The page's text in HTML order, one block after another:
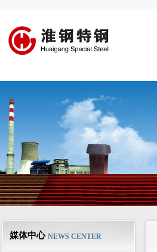
媒体中心 NEWS CENTER